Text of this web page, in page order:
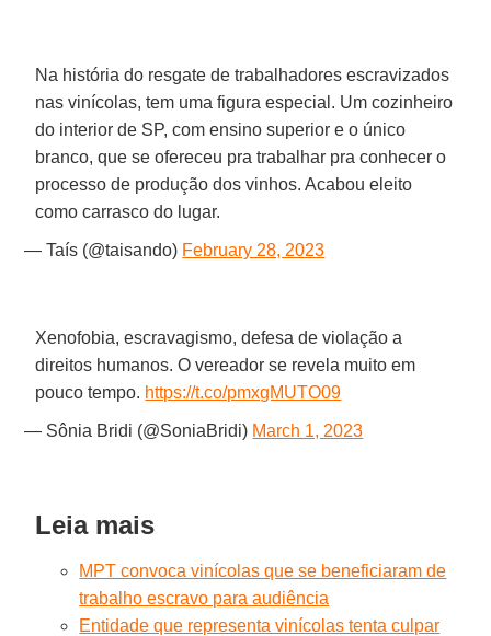
Na história do resgate de trabalhadores escravizados
nas vinícolas, tem uma figura especial. Um cozinheiro
do interior de SP, com ensino superior e o único
branco, que se ofereceu pra trabalhar pra conhecer o
processo de produção dos vinhos. Acabou eleito
como carrasco do lugar.
— Taís (@taisando) February 28, 2023
Xenofobia, escravagismo, defesa de violação a
direitos humanos. O vereador se revela muito em
pouco tempo. https://t.co/pmxgMUTO09
— Sônia Bridi (@SoniaBridi) March 1, 2023
Leia mais
MPT convoca vinícolas que se beneficiaram de
trabalho escravo para audiência
Entidade que representa vinícolas tenta culpar